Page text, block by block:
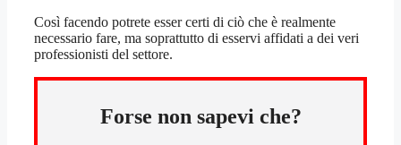
Così facendo potrete esser certi di ciò che è realmente
necessario fare, ma soprattutto di esservi affidati a dei veri
professionisti del settore.
Forse non sapevi che?